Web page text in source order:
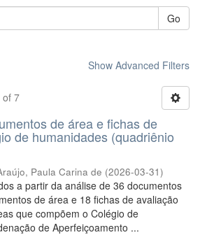
Go
Show Advanced Filters
of 7
de área e fichas de
de humanidades (quadriênio
Paula Carina de (2026-03-31)
a partir da análise de 36 documentos
de área e 18 fichas de avaliação
que compõem o Colégio de
de Aperfeiçoamento ...